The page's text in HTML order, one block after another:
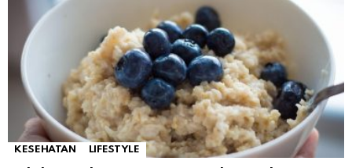
KESEHATAN LIFESTYLE